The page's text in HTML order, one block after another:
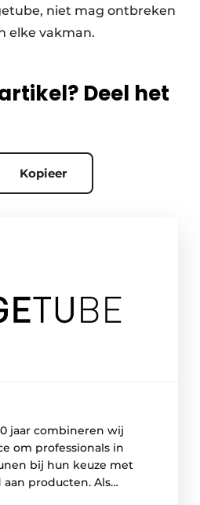
niet mag ontbreken
elke vakman.
Deel het
Kopieer
jaar combineren wij
om professionals in
bij hun keuze met
producten. Als